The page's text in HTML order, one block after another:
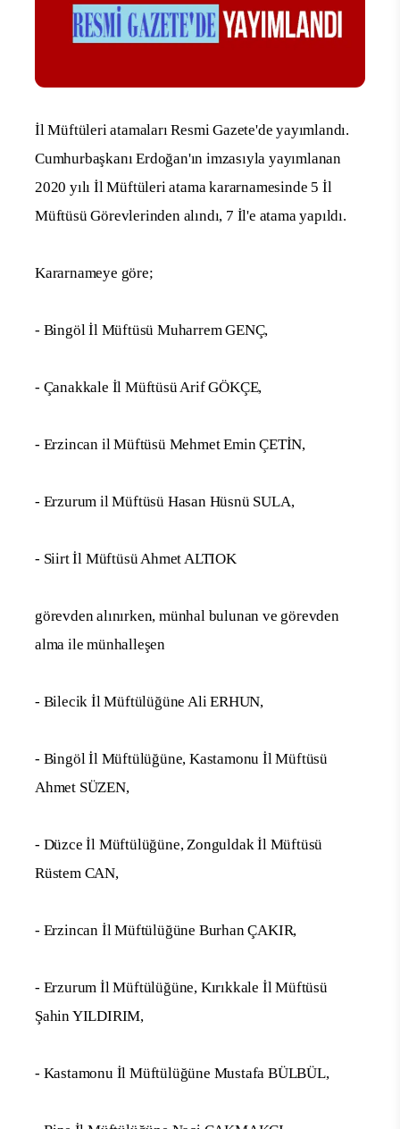
İl Müftüleri atamaları Resmi Gazete'de yayımlandı.
Cumhurbaşkanı Erdoğan'ın imzasıyla yayımlanan
2020 yılı İl Müftüleri atama kararnamesinde 5 İl
Müftüsü Görevlerinden alındı, 7 İl'e atama yapıldı.
Kararnameye göre;
- Bingöl İl Müftüsü Muharrem GENÇ,
- Çanakkale İl Müftüsü Arif GÖKÇE,
- Erzincan il Müftüsü Mehmet Emin ÇETİN,
- Erzurum il Müftüsü Hasan Hüsnü SULA,
- Siirt İl Müftüsü Ahmet ALTIOK
görevden alınırken, münhal bulunan ve görevden
alma ile münhalleşen
- Bilecik İl Müftülüğüne Ali ERHUN,
- Bingöl İl Müftülüğüne, Kastamonu İl Müftüsü
Ahmet SÜZEN,
- Düzce İl Müftülüğüne, Zonguldak İl Müftüsü
Rüstem CAN,
- Erzincan İl Müftülüğüne Burhan ÇAKIR,
- Erzurum İl Müftülüğüne, Kırıkkale İl Müftüsü
Şahin YILDIRIM,
- Kastamonu İl Müftülüğüne Mustafa BÜLBÜL,